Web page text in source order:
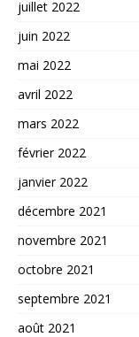
juillet 2022
juin 2022
mai 2022
avril 2022
mars 2022
février 2022
janvier 2022
décembre 2021
novembre 2021
octobre 2021
septembre 2021
août 2021